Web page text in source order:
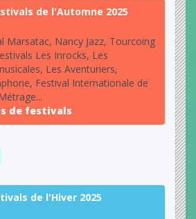
de l'Automne 2025
Marsatac, Nancy Jazz, Tourcoing
Les Inrocks, Les
Les Aventuriers,
Festival Internationale de
de festivals
de l'Hiver 2025